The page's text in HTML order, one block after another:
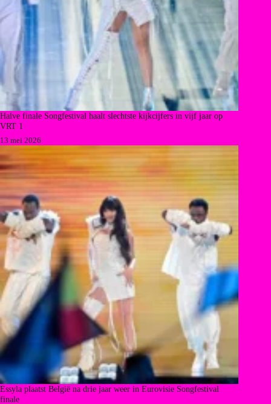
Halve finale Songfestival haalt slechtste kijkcijfers in vijf jaar op
VRT 1
13 mei 2026
Essyla plaatst België na drie jaar weer in Eurovisie Songfestival
finale